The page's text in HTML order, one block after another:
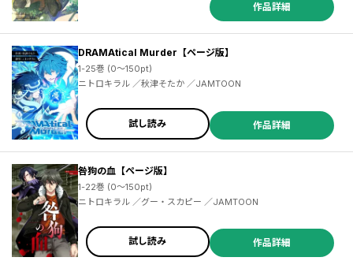
作品詳細
DRAMAtical Murder【ページ版】
1-25巻 (0～150pt)
ニトロキラル ／秋津そたか ／JAMTOON
試し読み 作品詳細
咎狗の血【ページ版】
1-22巻 (0～150pt)
ニトロキラル ／グー・スカピー ／JAMTOON
試し読み 作品詳細